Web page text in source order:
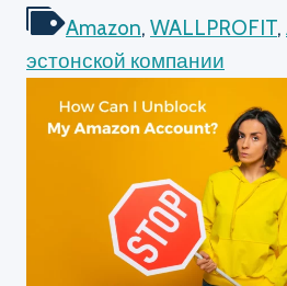
Amazon, WALLPROFIT,
эстонской компании